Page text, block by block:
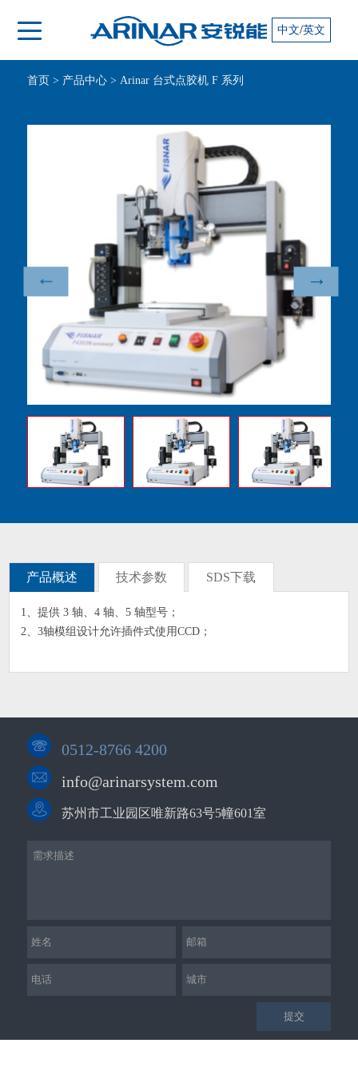
中文/英文
首页 > 产品中心> Arinar 台式点胶机 F 系列
↑ ↓
产品概述 技术参数 SDS下载
1、提供 3 轴、4 轴、5 轴型号；
2、3轴模组设计允许插件式使用CCD；
0512-8766 4200
info@arinarsystem.com
苏州市工业园区唯新路63号5幢601室
提交